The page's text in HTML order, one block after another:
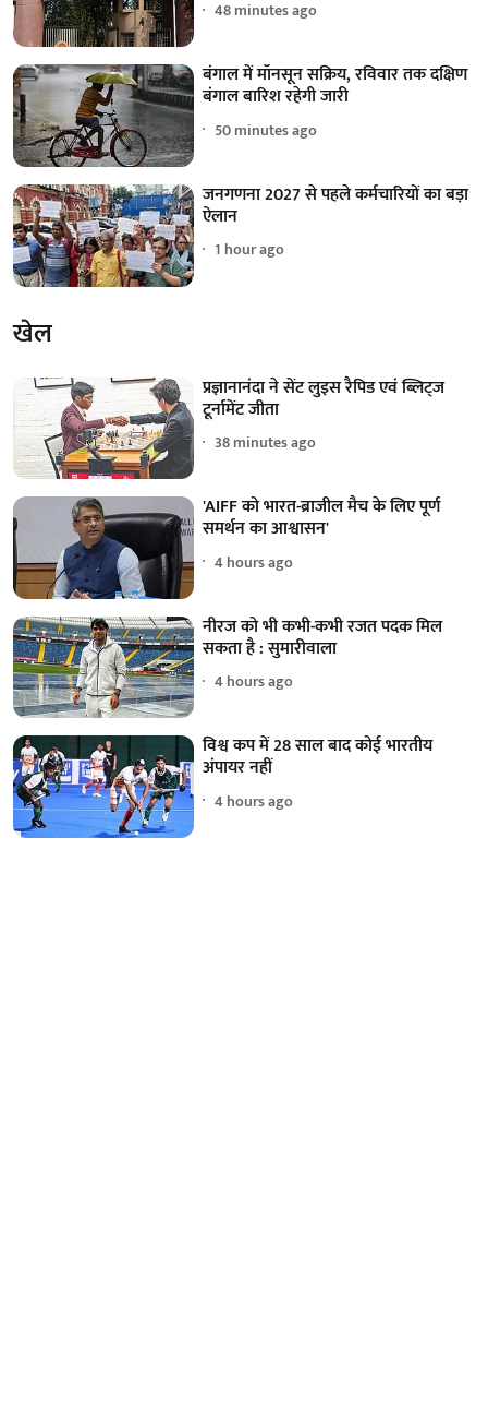
48 minutes ago
बंगाल में मॉनसून सक्रिय, रविवार तक दक्षिण
बंगाल बारिश रहेगी जारी
50 minutes ago
जनगणना 2027 से पहले कर्मचारियों का बड़ा
ऐलान
1 hour ago
खेल
प्रज्ञानानंदा ने सेंट लुइस रैपिड एवं ब्लिट्ज
टूर्नामेंट जीता
38 minutes ago
'AIFF को भारत-ब्राजील मैच के लिए पूर्ण
समर्थन का आश्वासन'
4 hours ago
नीरज को भी कभी-कभी रजत पदक मिल
सकता है : सुमारीवाला
4 hours ago
विश्व कप में 28 साल बाद कोई भारतीय
अंपायर नहीं
4 hours ago